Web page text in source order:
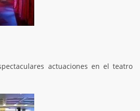
actuaciones en el teatro